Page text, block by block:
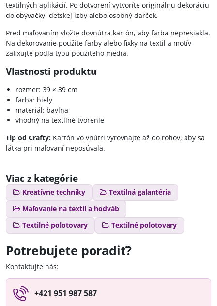
textilných aplikácií. Po dotvorení vytvoríte originálnu dekoráciu
do obývačky, detskej izby alebo osobný darček.
Pred maľovaním vložte dovnútra kartón, aby farba nepresiakla.
Na dekorovanie použite farby alebo fixky na textil a motív
zafixujte podľa typu použitého média.
Vlastnosti produktu
rozmer: 39 × 39 cm
farba: biely
materiál: bavlna
vhodný na textilné tvorenie
Tip od Crafty: Kartón vo vnútri vyrovnajte až do rohov, aby sa
látka pri maľovaní neposúvala.
Viac z kategórie
Kreatívne techniky
Textilná galantéria
Maľovanie na textil a hodváb
Textilné polotovary
Textilné polotovary
Potrebujete poradiť?
Kontaktujte nás:
+421 951 987 587